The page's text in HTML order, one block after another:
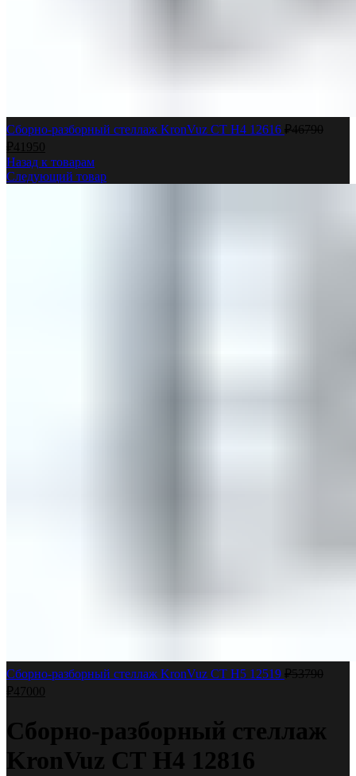
Сборно-разборный стеллаж KronVuz СТ H4 12616 ₽46790
₽41950
Назад к товарам
Следующий товар
Сборно-разборный стеллаж KronVuz СТ H5 12519 ₽53790
₽47000
Сборно-разборный стеллаж
KronVuz СТ H4 12816